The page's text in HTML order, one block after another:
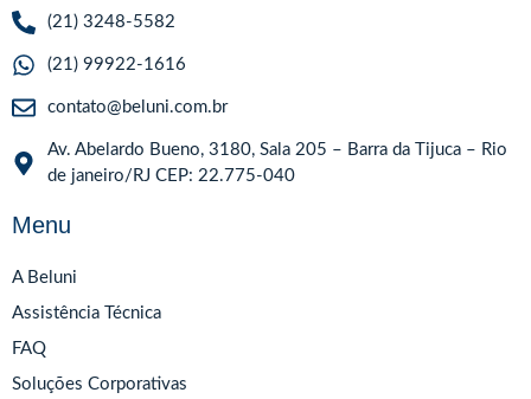
(21) 3248-5582
(21) 99922-1616
contato@beluni.com.br
Av. Abelardo Bueno, 3180, Sala 205 – Barra da Tijuca – Rio
de janeiro/RJ CEP: 22.775-040
Menu
A Beluni
Assistência Técnica
FAQ
Soluções Corporativas